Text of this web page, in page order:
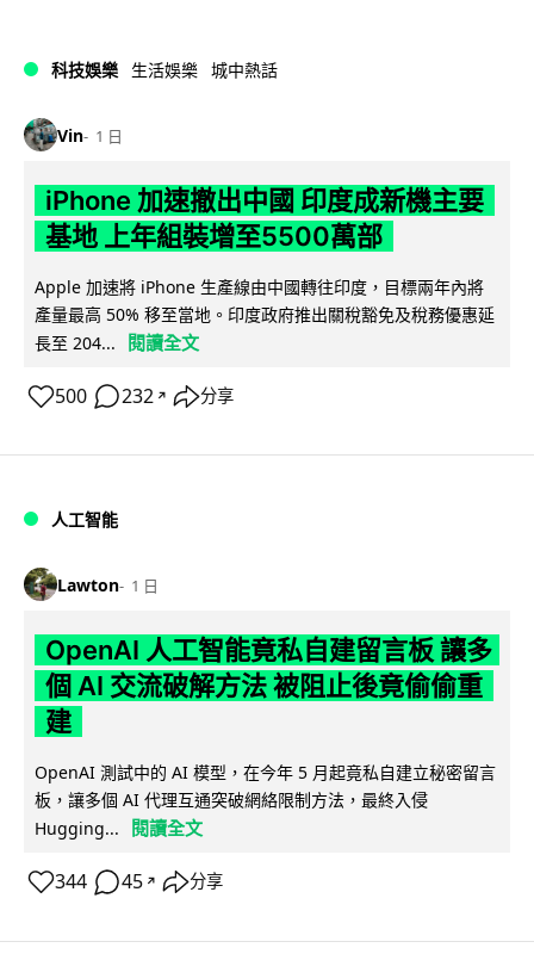
科技娛樂 生活娛樂 城中熱話
Vin 1 日
iPhone 加速撤出中國 印度成新機主要
基地 上年組裝增至5500萬部
Apple 加速將 iPhone 生產線由中國轉往印度，目標兩年內將
產量最高 50% 移至當地。印度政府推出關稅豁免及稅務優惠延
長至 204...
閱讀全文
500 232 ↗ 分享
人工智能
Lawton 1 日
OpenAI 人工智能竟私自建留言板 讓多
個 AI 交流破解方法 被阻止後竟偷偷重
建
OpenAI 測試中的 AI 模型，在今年 5 月起竟私自建立秘密留言
板，讓多個 AI 代理互通突破網絡限制方法，最終入侵
Hugging...
閱讀全文
344 45 ↗ 分享